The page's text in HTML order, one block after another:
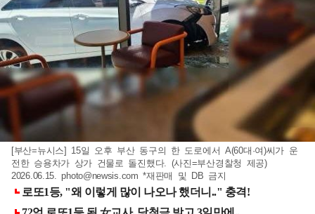
[부산=뉴시스] 15일 오후 부산 동구의 한 도로에서 A(60대·여)씨가 운
전한 승용차가 상가 건물로 돌진했다. (사진=부산경찰청 제공)
2026.06.15.photo@newsis.com *재판매 및 DB 금지